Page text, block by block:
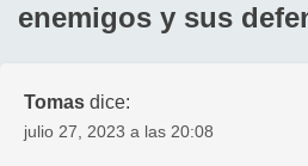
enemigos y sus
Tomas dice:
julio 27, 2023 a las 20:08